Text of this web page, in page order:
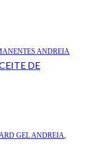
ANDREIA
DE
GEL ANDREIA,